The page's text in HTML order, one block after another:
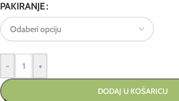
PAKIRANJE
- +
DODAJ U KOŠARICU